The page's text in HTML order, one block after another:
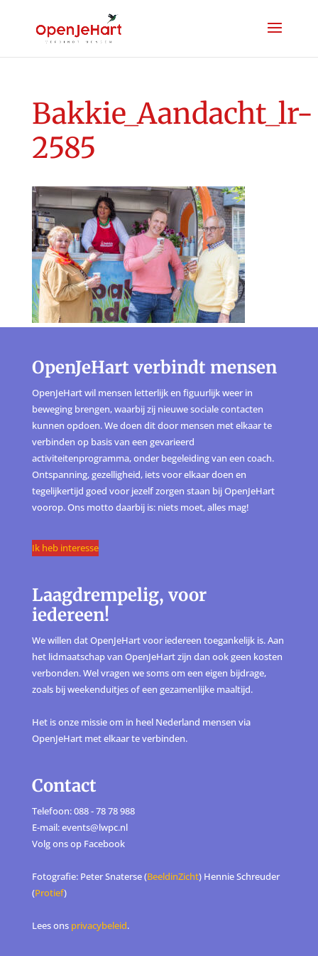
Bakkie_Aandacht_lr-
2585
OpenJeHart verbindt mensen
OpenJeHart wil mensen letterlijk en figuurlijk weer in
beweging brengen, waarbij zij nieuwe sociale contacten
kunnen opdoen. We doen dit door mensen met elkaar te
verbinden op basis van een gevarieerd
activiteitenprogramma, onder begeleiding van een coach.
Ontspanning, gezelligheid, iets voor elkaar doen en
tegelijkertijd goed voor jezelf zorgen staan bij OpenJeHart
voorop. Ons motto daarbij is: niets moet, alles mag!
Ik heb interesse
Laagdrempelig, voor
iedereen!
We willen dat OpenJeHart voor iedereen toegankelijk is. Aan
het lidmaatschap van OpenJeHart zijn dan ook geen kosten
verbonden. Wel vragen we soms om een eigen bijdrage,
zoals bij weekenduitjes of een gezamenlijke maaltijd.
Het is onze missie om in heel Nederland mensen via
OpenJeHart met elkaar te verbinden.
Contact
Telefoon: 088 - 78 78 988
E-mail: events@lwpc.nl
Volg ons op Facebook
Fotografie: Peter Snaterse (BeeldinZicht) Hennie Schreuder
(Protief)
Lees ons privacybeleid.